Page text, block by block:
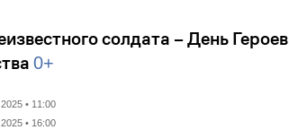
солдата – День Героев
0+
• 11:00
• 16:00